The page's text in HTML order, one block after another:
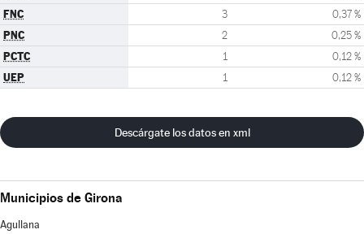
FNC 3 0,37 %
PNC 2 0,25 %
PCTC 1 0,12 %
UEP 1 0,12 %
Descárgate los datos en xml
Municipios de Girona
Agullana